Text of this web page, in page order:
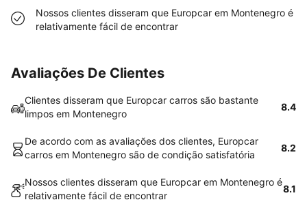
Nossos clientes disseram que Europcar em Montenegro é
relativamente fácil de encontrar
Avaliações De Clientes
Clientes disseram que Europcar carros são bastante
limpos em Montenegro
8.4
De acordo com as avaliações dos clientes, Europcar
carros em Montenegro são de condição satisfatória
8.2
Nossos clientes disseram que Europcar em Montenegro é
relativamente fácil de encontrar
8.1